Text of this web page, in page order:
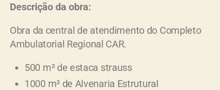
Descrição da obra:
Obra da central de atendimento do Completo
Ambulatorial Regional CAR.
500 m² de estaca strauss
1000 m² de Alvenaria Estrutural